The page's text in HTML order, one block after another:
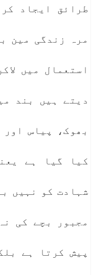
طرائق ایجاد
مرہ زندگی مین
استعمال میں
دیتے ہیں بند
بھوک، پیاس
کیا گیا ہے
شہادت کو نہیں
مجبور بچے کی
پیش کرتا ہے